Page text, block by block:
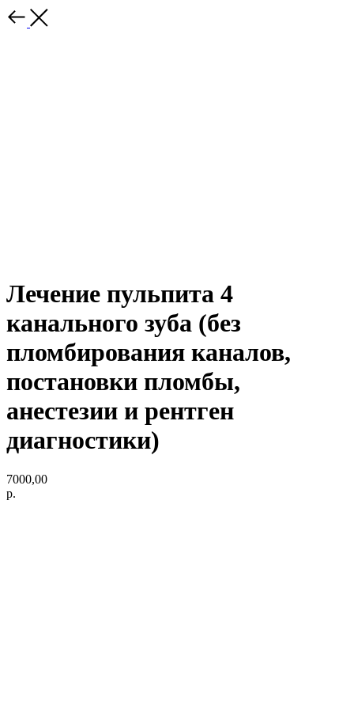
Лечение пульпита 4
канального зуба (без
пломбирования каналов,
постановки пломбы,
анестезии и рентген
диагностики)
7000,00
р.